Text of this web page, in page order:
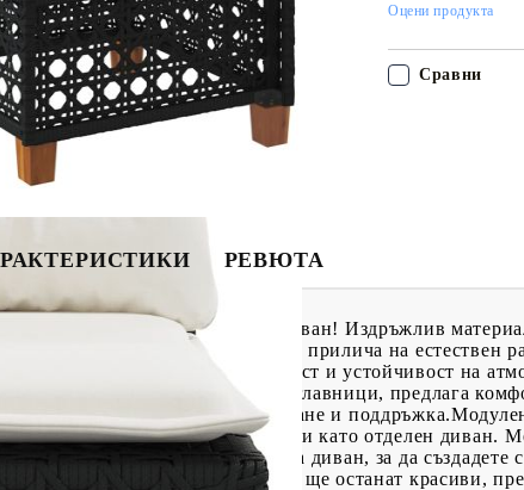
Оцени продукта
Сравни
РЕВЮТА
в този удобен градински диван! Издръжлив
синтетичен материал, който прилича на естествен
поради своята издръжливост и устойчивост на
с дебело подплатени възглавници, предлага
е с подвижен калъф за лесно пране и
отдих, но може да се използва и като отделен диван.
за крака и други елементи за диван, за да създадете
че вашите градински мебели ще останат красиви,